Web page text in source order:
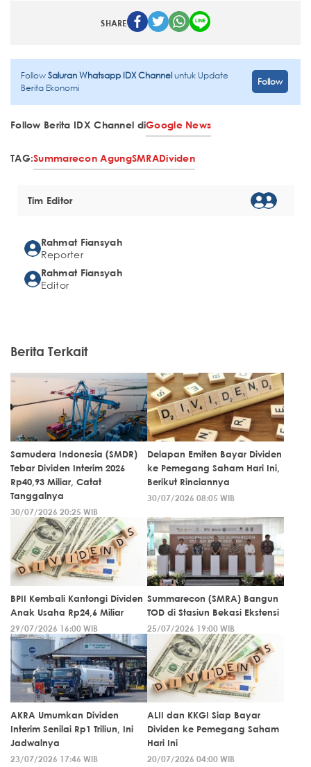
SHARE
FollowSaluran Whatsapp IDX Channeluntuk Update
Berita Ekonomi
Follow
Follow Berita IDX Channel diGoogle News
TAG:Summarecon AgungSMRADividen
Tim Editor
Rahmat Fiansyah
Reporter
Rahmat Fiansyah
Editor
Berita Terkait
Samudera Indonesia (SMDR)
Tebar Dividen Interim 2026
Rp40,93 Miliar, Catat
Tanggalnya
30/07/2026 20:25 WIB
Delapan Emiten Bayar Dividen
ke Pemegang Saham Hari Ini,
Berikut Rinciannya
30/07/2026 08:05 WIB
BPII Kembali Kantongi Dividen
Anak Usaha Rp24,6 Miliar
29/07/2026 16:00 WIB
Summarecon (SMRA) Bangun
TOD di Stasiun Bekasi Ekstensi
25/07/2026 19:00 WIB
AKRA Umumkan Dividen
Interim Senilai Rp1 Triliun, Ini
Jadwalnya
23/07/2026 17:46 WIB
ALII dan KKGI Siap Bayar
Dividen ke Pemegang Saham
Hari Ini
20/07/2026 04:00 WIB